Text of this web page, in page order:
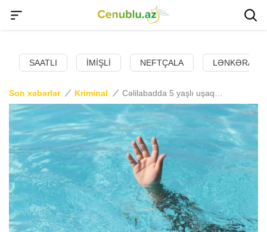
SAATLI İMIŞLI NEFTÇALA LƏNKƏRAN
Son xəbərlər Kriminal